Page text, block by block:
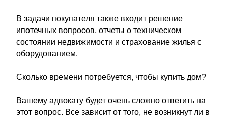
В задачи покупателя также входит решение
ипотечных вопросов, отчеты о техническом
состоянии недвижимости и страхование жилья с
оборудованием.
Сколько времени потребуется, чтобы купить дом?
Вашему адвокату будет очень сложно ответить на
этот вопрос. Все зависит от того, не возникнут ли в